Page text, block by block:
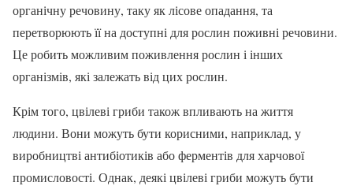
органічну речовину, таку як лісове опадання, та
перетворюють її на доступні для рослин поживні речовини.
Це робить можливим поживлення рослин і інших
організмів, які залежать від цих рослин.
Крім того, цвілеві гриби також впливають на життя
людини. Вони можуть бути корисними, наприклад, у
виробництві антибіотиків або ферментів для харчової
промисловості. Однак, деякі цвілеві гриби можуть бути